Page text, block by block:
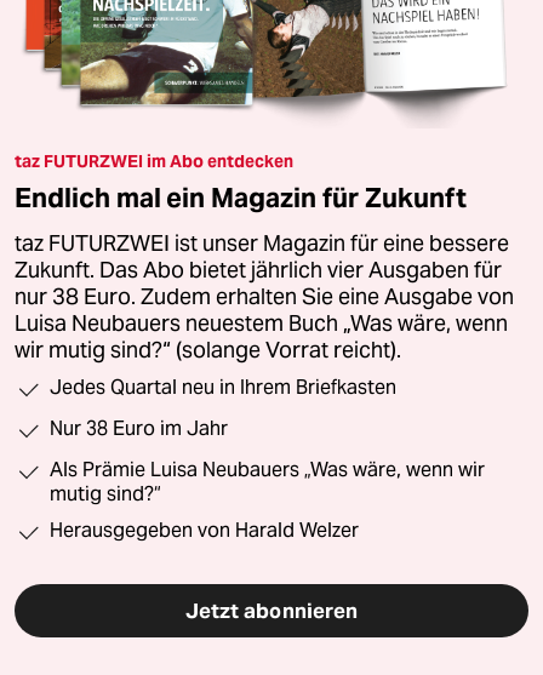
taz FUTURZWEI im Abo entdecken
Endlich mal ein Magazin für Zukunft
taz FUTURZWEI ist unser Magazin für eine bessere
Zukunft. Das Abo bietet jährlich vier Ausgaben für
nur 38 Euro. Zudem erhalten Sie eine Ausgabe von
Luisa Neubauers neuestem Buch „Was wäre, wenn
wir mutig sind?“ (solange Vorrat reicht).
Jedes Quartal neu in Ihrem Briefkasten
Nur 38 Euro im Jahr
Als Prämie Luisa Neubauers „Was wäre, wenn wir
mutig sind?“
Herausgegeben von Harald Welzer
Jetzt abonnieren